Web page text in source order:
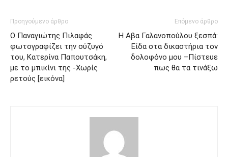
Προηγούμενο άρθρο
Ο Παναγιώτης Πιλαφάς
φωτογραφίζει την σύζυγό
του, Κατερίνα Παπουτσάκη,
με το μπικίνι της -Χωρίς
ρετούς [εικόνα]
Επόμενο άρθρο
Η Αβα Γαλανοπούλου ξεσπά:
Είδα στα δικαστήρια τον
δολοφόνο μου –Πίστευε
πως θα τα τινάξω